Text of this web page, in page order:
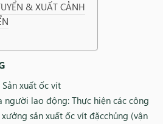
& XUẤT CẢNH
xuất ốc vít
người lao động: Thực hiện các công
sản xuất ốc vít đặcchủng (vận